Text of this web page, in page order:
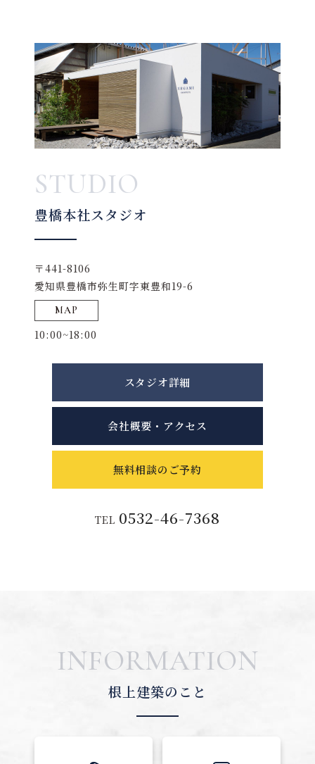
STUDIO
豊橋本社スタジオ
〒441-8106
愛知県豊橋市弥生町字東豊和19-6
MAP
10:00~18:00
スタジオ詳細
会社概要・アクセス
無料相談のご予約
TEL 0532-46-7368
INFORMATION
根上建築のこと